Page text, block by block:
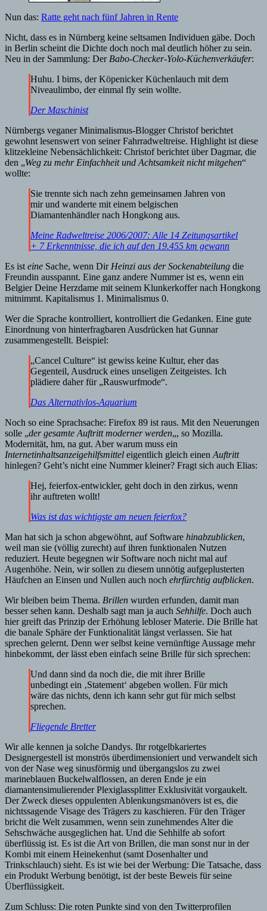
Nun das: Ratte geht nach fünf Jahren in Rente
Nicht, dass es in Nürnberg keine seltsamen Individuen gäbe. Doch
in Berlin scheint die Dichte doch noch mal deutlich höher zu sein.
Neu in der Sammlung: Der Babo-Checker-Yolo-Küchenverkäufer:
Huhu. I bims, der Köpenicker Küchenlauch mit dem
Niveaulimbo, der einmal fly sein wollte.
Der Maschinist
Nürnbergs veganer Minimalismus-Blogger Christof berichtet
gewohnt lesenswert von seiner Fahrradweltreise. Highlight ist diese
klitzekleine Nebensächlichkeit: Christof berichtet über Dagmar, die
den „Weg zu mehr Einfachheit und Achtsamkeit nicht mitgehen“
wollte:
Sie trennte sich nach zehn gemeinsamen Jahren von
mir und wanderte mit einem belgischen
Diamantenhändler nach Hongkong aus.
Meine Radweltreise 2006/2007: Alle 14 Zeitungsartikel
+ 7 Erkenntnisse, die ich auf den 19.455 km gewann
Es ist eine Sache, wenn Dir Heinzi aus der Sockenabteilung die
Freundin ausspannt. Eine ganz andere Nummer ist es, wenn ein
Belgier Deine Herzdame mit seinem Klunkerkoffer nach Hongkong
mitnimmt. Kapitalismus 1. Minimalismus 0.
Wer die Sprache kontrolliert, kontrolliert die Gedanken. Eine gute
Einordnung von hinterfragbaren Ausdrücken hat Gunnar
zusammengestellt. Beispiel:
„Cancel Culture“ ist gewiss keine Kultur, eher das
Gegenteil, Ausdruck eines unseligen Zeitgeistes. Ich
plädiere daher für „Rauswurfmode“.
Das Alternativlos-Aquarium
Noch so eine Sprachsache: Firefox 89 ist raus. Mit den Neuerungen
solle „der gesamte Auftritt moderner werden„, so Mozilla.
Modernität, hm, na gut. Aber warum muss ein
Internetinhaltsanzeigehilfsmittel eigentlich gleich einen Auftritt
hinlegen? Geht’s nicht eine Nummer kleiner? Fragt sich auch Elias:
Hej, feierfox-entwickler, geht doch in den zirkus, wenn
ihr auftreten wollt!
Was ist das wichtigste am neuen feierfox?
Man hat sich ja schon abgewöhnt, auf Software hinabzublicken,
weil man sie (völlig zurecht) auf ihren funktionalen Nutzen
reduziert. Heute begegnen wir Software noch nicht mal auf
Augenhöhe. Nein, wir sollen zu diesem unnötig aufgeplusterten
Häufchen an Einsen und Nullen auch noch ehrfürchtig aufblicken.
Wir bleiben beim Thema. Brillen wurden erfunden, damit man
besser sehen kann. Deshalb sagt man ja auch Sehhilfe. Doch auch
hier greift das Prinzip der Erhöhung lebloser Materie. Die Brille hat
die banale Sphäre der Funktionalität längst verlassen. Sie hat
sprechen gelernt. Denn wer selbst keine vernünftige Aussage mehr
hinbekommt, der lässt eben einfach seine Brille für sich sprechen:
Und dann sind da noch die, die mit ihrer Brille
unbedingt ein ‚Statement‘ abgeben wollen. Für mich
wäre das nichts, denn ich kann sehr gut für mich selbst
sprechen.
Fliegende Bretter
Wir alle kennen ja solche Dandys. Ihr rotgelbkariertes
Designergestell ist monströs überdimensioniert und verwandelt sich
von der Nase weg sinusförmig und übergangslos zu zwei
marineblauen Buckelwalflossen, an deren Ende je ein
diamantensimulierender Plexiglassplitter Exklusivität vorgaukelt.
Der Zweck dieses oppulenten Ablenkungsmanövers ist es, die
nichtssagende Visage des Trägers zu kaschieren. Für den Träger
bricht die Welt zusammen, wenn sein zunehmendes Alter die
Sehschwäche ausgeglichen hat. Und die Sehhilfe ab sofort
überflüssig ist. Es ist die Art von Brillen, die man sonst nur in der
Kombi mit einem Heinekenhut (samt Dosenhalter und
Trinkschlauch) sieht. Es ist wie bei der Werbung: Die Tatsache, dass
ein Produkt Werbung benötigt, ist der beste Beweis für seine
Überflüssigkeit.
Zum Schluss: Die roten Punkte sind von den Twitterprofilen